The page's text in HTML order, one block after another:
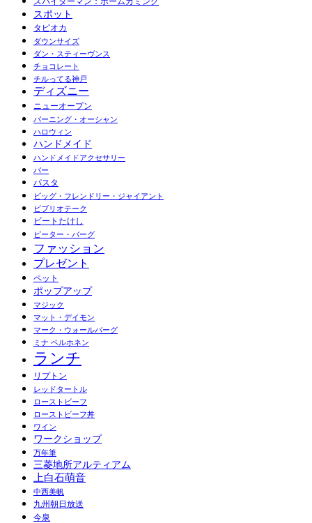
スポット
タピオカ
ダウンサイズ
ダン・スティーヴンス
チョコレート
チルってる神戸
ディズニー
ニューオープン
バーニング・オーシャン
ハロウィン
ハンドメイド
ハンドメイドアクセサリー
バー
パスタ
ビッグ・フレンドリー・ジャイアント
ビブリオテーク
ビートたけし
ピーター・バーグ
ファッション
プレゼント
ペット
ポップアップ
マジック
マット・デイモン
マーク・ウォールバーグ
ミナ ペルホネン
ランチ
リプトン
レッドタートル
ローストビーフ
ローストビーフ丼
ワイン
ワークショップ
万年筆
三菱地所アルティアム
上白石萌音
中西美帆
九州朝日放送
今泉